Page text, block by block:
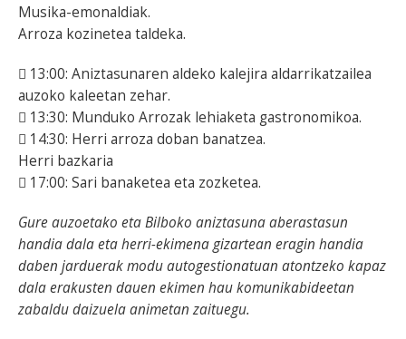
Musika-emonaldiak.
Arroza kozinetea taldeka.
 13:00: Aniztasunaren aldeko kalejira aldarrikatzailea
auzoko kaleetan zehar.
 13:30: Munduko Arrozak lehiaketa gastronomikoa.
 14:30: Herri arroza doban banatzea.
Herri bazkaria
 17:00: Sari banaketea eta zozketea.
Gure auzoetako eta Bilboko aniztasuna aberastasun
handia dala eta herri-ekimena gizartean eragin handia
daben jarduerak modu autogestionatuan atontzeko kapaz
dala erakusten dauen ekimen hau komunikabideetan
zabaldu daizuela animetan zaituegu.